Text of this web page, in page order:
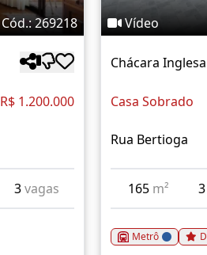
Cód.: 269218
R$ 1.200.000
3vagas
Vídeo
Chácara Inglesa
Casa Sobrado
Rua Bertioga
165 m² 3
Metrô